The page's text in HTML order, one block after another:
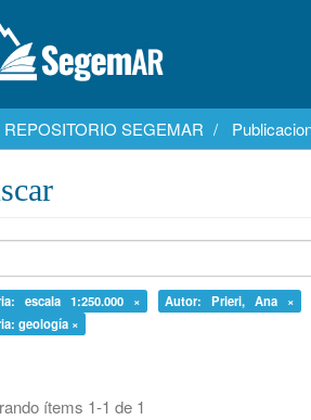
REPOSITORIO SEGEMAR
escala 1:250.000 × Autor: Prieri, Ana ×
geología ×
ítems 1-1 de 1